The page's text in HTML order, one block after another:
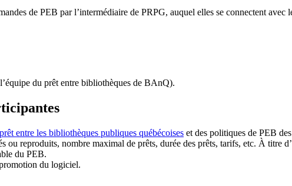
de PEB par l’intermédiaire de PRPG, auquel elles se connectent
du prêt entre bibliothèques de BAnQ).
entre les bibliothèques publiques québécoises et des politiques de PEB
ou reproduits, nombre maximal de prêts, durée des prêts, tarifs, etc. À titre
du PEB.
du logiciel.